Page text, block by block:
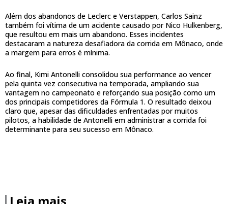
Além dos abandonos de Leclerc e Verstappen, Carlos Sainz
também foi vítima de um acidente causado por Nico Hulkenberg,
que resultou em mais um abandono. Esses incidentes
destacaram a natureza desafiadora da corrida em Mônaco, onde
a margem para erros é mínima.
Ao final, Kimi Antonelli consolidou sua performance ao vencer
pela quinta vez consecutiva na temporada, ampliando sua
vantagem no campeonato e reforçando sua posição como um
dos principais competidores da Fórmula 1. O resultado deixou
claro que, apesar das dificuldades enfrentadas por muitos
pilotos, a habilidade de Antonelli em administrar a corrida foi
determinante para seu sucesso em Mônaco.